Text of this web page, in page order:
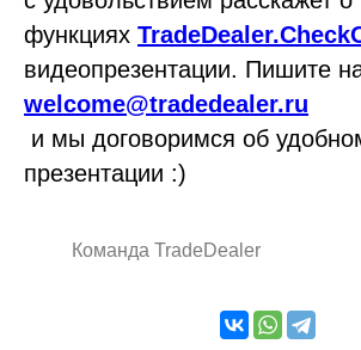
функциях
видеопрезентации. Пишите
welcome@tradedealer.ru
и мы договоримся об
презентации :)
Команда TradeDealer